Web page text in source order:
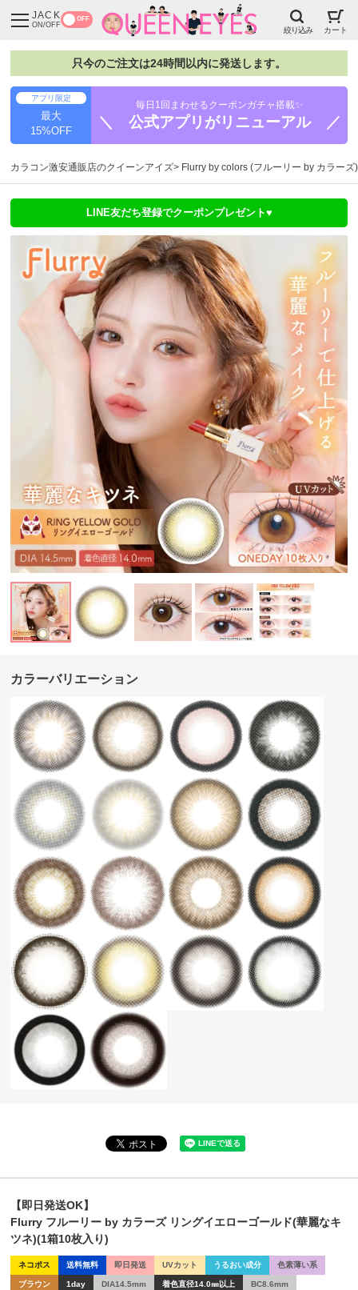
JACK
ON/OFF
OFF
絞り込み カート
只今のご注文は24時間以内に発送します。
アプリ限定
最大
15%OFF
毎日1回まわせるクーポンガチャ搭載✨
＼ 公式アプリがリニューアル ／
カラコン激安通販店のクイーンアイズ Flurry by colors (フルーリー by カラーズ)
LINE友だち登録でクーポンプレゼント♥
カラーバリエーション
【即日発送OK】
Flurry フルーリー by カラーズ リングイエローゴールド(華麗なキ
ツネ)(1箱10枚入り)
ネコポス 送料無料 即日発送 UVカット うるおい成分 色素薄い系
ブラウン 1day DIA14.5mm 着色直径14.0㎜以上 BC8.6mm